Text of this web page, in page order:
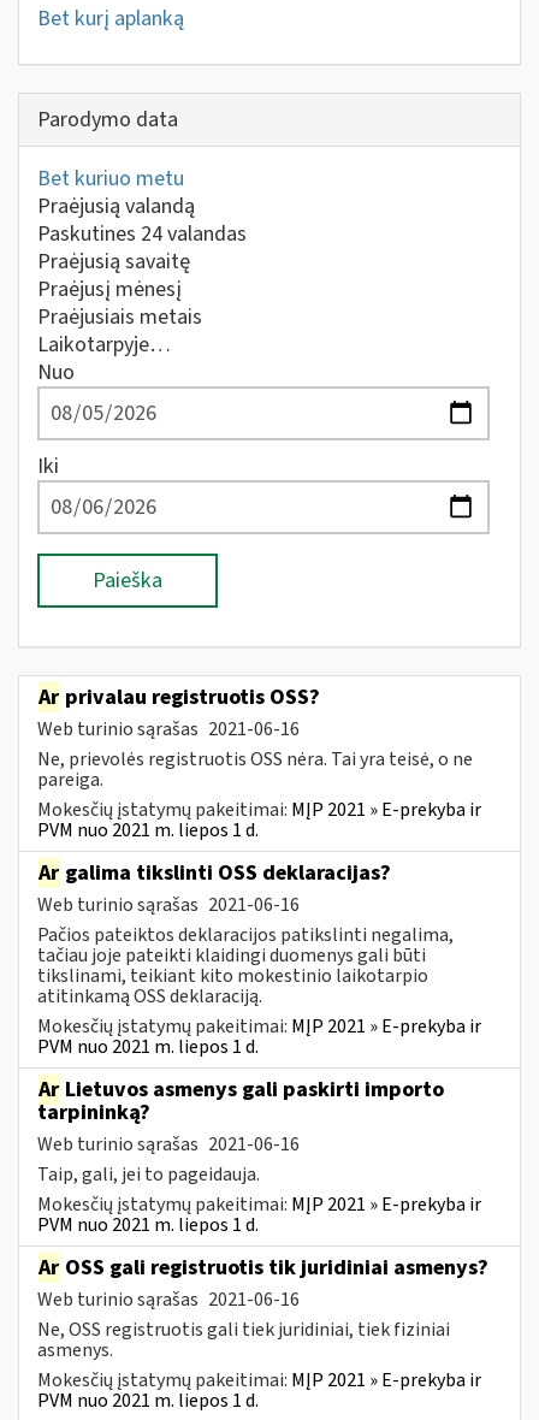
Bet kurį aplanką
Parodymo data
Bet kuriuo metu
Praėjusią valandą
Paskutines 24 valandas
Praėjusią savaitę
Praėjusį mėnesį
Praėjusiais metais
Laikotarpyje…
Nuo
Iki
Paieška
Ar privalau registruotis OSS?
Web turinio sąrašas 2021-06-16
Ne, prievolės registruotis OSS nėra. Tai yra teisė, o ne
pareiga.
Mokesčių įstatymų pakeitimai: MĮP 2021 » E-prekyba ir
PVM nuo 2021 m. liepos 1 d.
Ar galima tikslinti OSS deklaracijas?
Web turinio sąrašas 2021-06-16
Pačios pateiktos deklaracijos patikslinti negalima,
tačiau joje pateikti klaidingi duomenys gali būti
tikslinami, teikiant kito mokestinio laikotarpio
atitinkamą OSS deklaraciją.
Mokesčių įstatymų pakeitimai: MĮP 2021 » E-prekyba ir
PVM nuo 2021 m. liepos 1 d.
Ar Lietuvos asmenys gali paskirti importo
tarpininką?
Web turinio sąrašas 2021-06-16
Taip, gali, jei to pageidauja.
Mokesčių įstatymų pakeitimai: MĮP 2021 » E-prekyba ir
PVM nuo 2021 m. liepos 1 d.
Ar OSS gali registruotis tik juridiniai asmenys?
Web turinio sąrašas 2021-06-16
Ne, OSS registruotis gali tiek juridiniai, tiek fiziniai
asmenys.
Mokesčių įstatymų pakeitimai: MĮP 2021 » E-prekyba ir
PVM nuo 2021 m. liepos 1 d.